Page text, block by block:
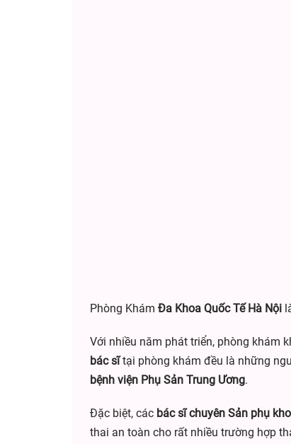
Phòng Khám Đa Khoa Quốc Tế Hà Nội
Với nhiều năm phát triển, phòng khám
bác sĩtại phòng khám đều là những
bệnh viện Phụ Sản Trung Ương.
Đặc biệt, các bác sĩ chuyên Sản phụ
thai an toàn cho rất nhiều trường hợp